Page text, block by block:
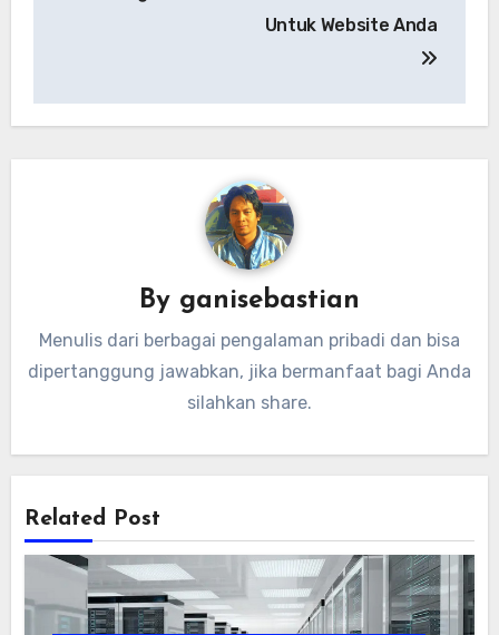
Untuk Website Anda
By ganisebastian
Menulis dari berbagai pengalaman pribadi dan bisa
dipertanggung jawabkan, jika bermanfaat bagi Anda
silahkan share.
Related Post